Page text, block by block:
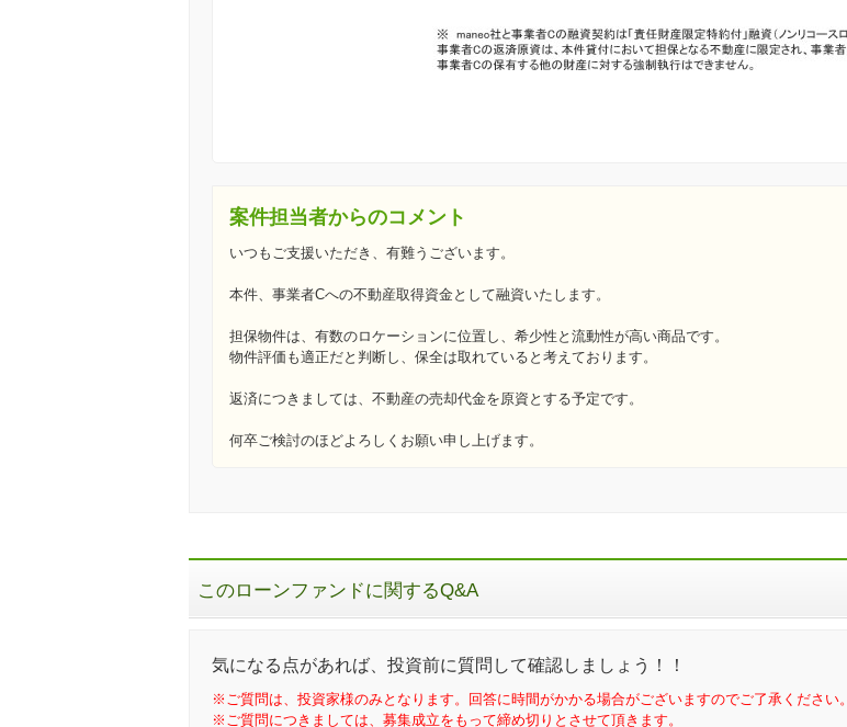
案件担当者からのコメント
いつもご支援いただき、有難うございます。
本件、事業者Cへの不動産取得資金として融資いたします。
担保物件は、有数のロケーションに位置し、希少性と流動性が高い商品です。
物件評価も適正だと判断し、保全は取れていると考えております。
返済につきましては、不動産の売却代金を原資とする予定です。
何卒ご検討のほどよろしくお願い申し上げます。
このローンファンドに関するQ&A
気になる点があれば、投資前に質問して確認しましょう！！
※ご質問は、投資家様のみとなります。回答に時間がかかる場合がございますのでご了承ください。
※ご質問につきましては、募集成立をもって締め切りとさせて頂きます。